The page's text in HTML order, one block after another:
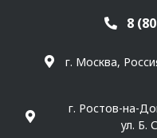
8
г. Москва,
г. Ростов-на-
ул. Б.